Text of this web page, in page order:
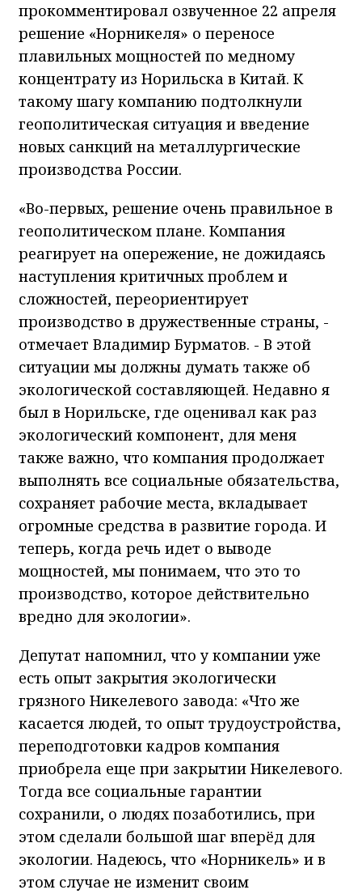
прокомментировал озвученное 22 апреля
решение «Норникеля» о переносе
плавильных мощностей по медному
концентрату из Норильска в Китай. К
такому шагу компанию подтолкнули
геополитическая ситуация и введение
новых санкций на металлургические
производства России.
«Во-первых, решение очень правильное в
геополитическом плане. Компания
реагирует на опережение, не дожидаясь
наступления критичных проблем и
сложностей, переориентирует
производство в дружественные страны, -
отмечает Владимир Бурматов. - В этой
ситуации мы должны думать также об
экологической составляющей. Недавно я
был в Норильске, где оценивал как раз
экологический компонент, для меня
также важно, что компания продолжает
выполнять все социальные обязательства,
сохраняет рабочие места, вкладывает
огромные средства в развитие города. И
теперь, когда речь идет о выводе
мощностей, мы понимаем, что это то
производство, которое действительно
вредно для экологии».
Депутат напомнил, что у компании уже
есть опыт закрытия экологически
грязного Никелевого завода: «Что же
касается людей, то опыт трудоустройства,
переподготовки кадров компания
приобрела еще при закрытии Никелевого.
Тогда все социальные гарантии
сохранили, о людях позаботились, при
этом сделали большой шаг вперёд для
экологии. Надеюсь, что «Норникель» и в
этом случае не изменит своим